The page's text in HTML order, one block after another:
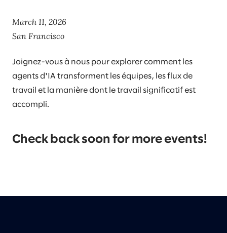
March 11, 2026
San Francisco​
Joignez-vous à nous pour explorer comment les
agents d'IA transforment les équipes, les flux de
travail et la manière dont le travail significatif est
accompli.
Check back soon for more events!